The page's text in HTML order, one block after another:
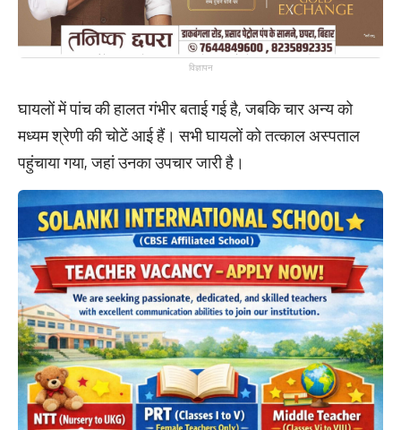
विज्ञापन
घायलों में पांच की हालत गंभीर बताई गई है, जबकि चार अन्य को
मध्यम श्रेणी की चोटें आई हैं। सभी घायलों को तत्काल अस्पताल
पहुंचाया गया, जहां उनका उपचार जारी है।